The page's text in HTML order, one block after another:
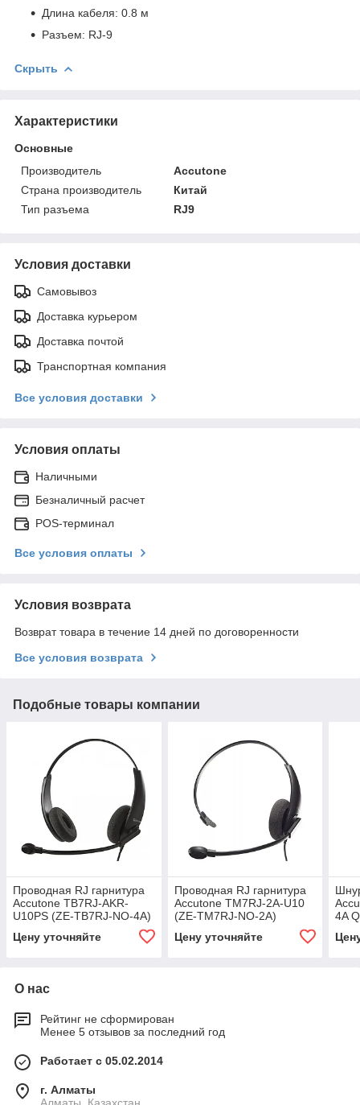
Длина кабеля: 0.8 м
Разъем: RJ-9
Скрыть
Характеристики
Основные
Производитель
Accutone
Страна производитель
Китай
Тип разъема
RJ9
Условия доставки
Самовывоз
Доставка курьером
Доставка почтой
Транспортная компания
Все условия доставки
Условия оплаты
Наличными
Безналичный расчет
POS-терминал
Все условия оплаты
Условия возврата
Возврат товара в течение 14 дней по договоренности
Все условия возврата
Подобные товары компании
Проводная RJ гарнитура
Accutone TB7RJ-AKR-
U10PS (ZE-TB7RJ-NO-4A)
Цену уточняйте
Проводная RJ гарнитура
Accutone TM7RJ-2A-U10
(ZE-TM7RJ-NO-2A)
Цену уточняйте
4A
О нас
Рейтинг не сформирован
Менее 5 отзывов за последний год
Работает с 05.02.2014
г. Алматы